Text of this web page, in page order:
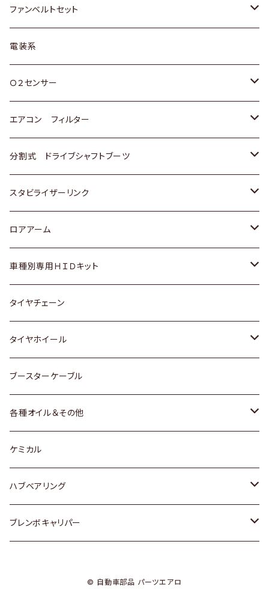
スバル
日野
マツダ
三菱
スバル
マツダ
ダイハツ
マツダ
三菱
スバル
スズキ
日産
ダイハツ
マツダ
三菱
スバル
トヨタ
スズキ
ダイハツ
三菱
スバル
ファンベルトセット
トヨタ
ホンダ
スズキ
日産
いすゞ
ダイハツ
マツダ
三菱
スバル
レクサス
電装系
Ｏ２センサー
トヨタ
ホンダ
スズキ
日産
ダイハツ
マツダ
三菱
スバル
エアコン フィルター
トヨタ
ホンダ
スズキ
日産
いすゞ
ダイハツ
マツダ
三菱
スバル
分割式 ドライブシャフトブーツ
トヨタ
ホンダ
スズキ
日産
ダイハツ
スバル
スタビライザーリンク
トヨタ
ホンダ
スズキ
日産
ダイハツ
マツダ
ロアアーム
ホンダ
スズキ
日産
ダイハツ
マツダ
スバル
車種別専用ＨＩＤキット
トヨタ
マツダ
タイヤチェーン
タイヤホイール
トヨタ
ホンダ
スズキ
日産
ダイハツ
ブースターケーブル
各種オイル＆その他
ディーデル洗浄添加剤
ケミカル
ハブベアリング
トヨタ
ブレンボキャリパー
© 自動車部品 パーツエアロ